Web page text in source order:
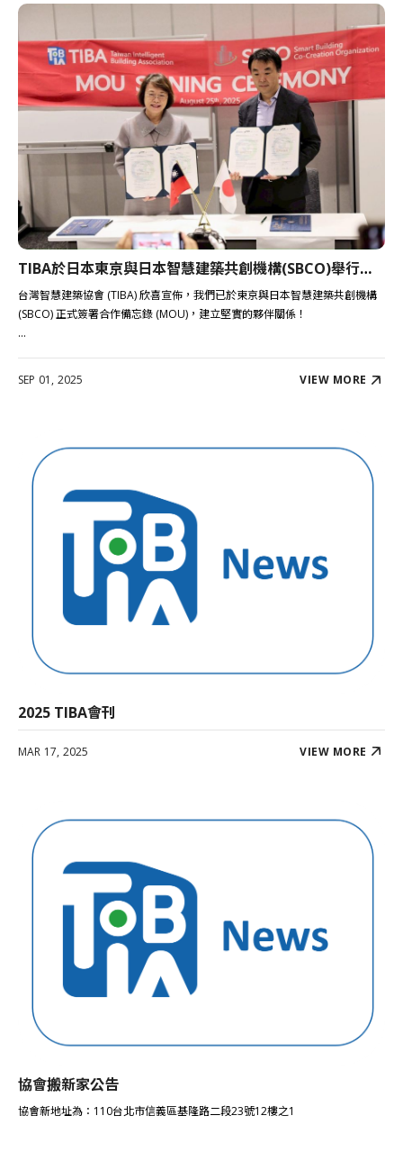
TIBA於日本東京與日本智慧建築共創機構(SBCO)舉行了合作備忘錄(MOU)簽署儀式，正式建立夥伴關係！
台灣智慧建築協會 (TIBA) 欣喜宣佈，我們已於東京與日本智慧建築共創機構
(SBCO) 正式簽署合作備忘錄 (MOU)，建立堅實的夥伴關係！
...
SEP 01, 2025 VIEW MORE
2025 TIBA會刊
MAR 17, 2025 VIEW MORE
協會搬新家公告
協會新地址為：110台北市信義區基隆路二段23號12樓之1